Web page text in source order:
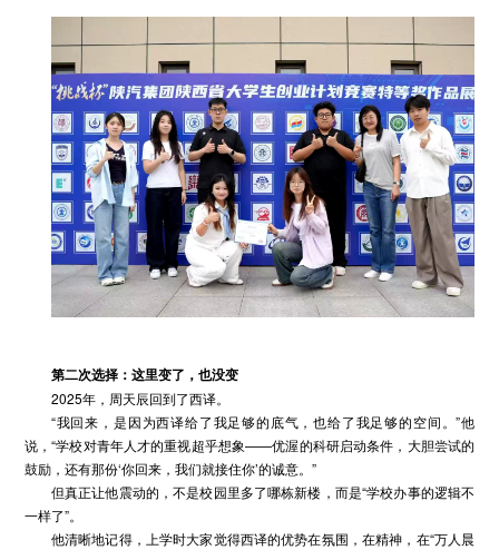
第二次选择：这里变了，也没变
2025年，周天辰回到了西译。
“我回来，是因为西译给了我足够的底气，也给了我足够的空间。”他
说，“学校对青年人才的重视超乎想象——优渥的科研启动条件，大胆尝试的
鼓励，还有那份‘你回来，我们就接住你’的诚意。”
但真正让他震动的，不是校园里多了哪栋新楼，而是“学校办事的逻辑不
一样了”。
他清晰地记得，上学时大家觉得西译的优势在氛围，在精神，在“万人晨